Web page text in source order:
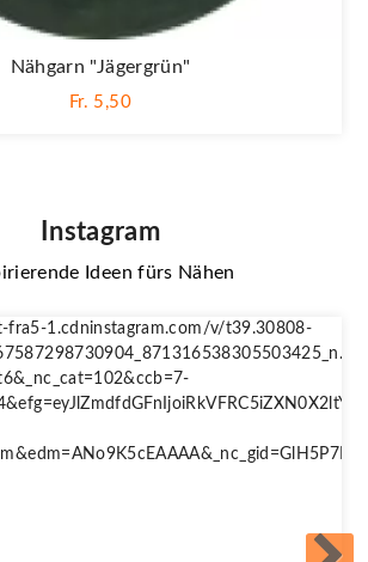
Nähgarn "jägergrün"
Fr. 5,50
Instagram
Ideen fürs Nähen